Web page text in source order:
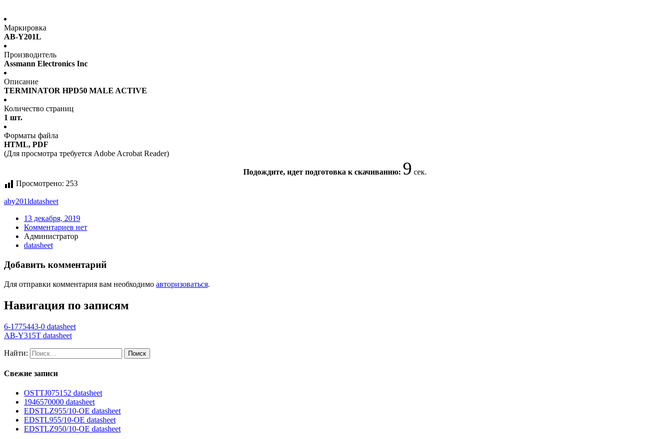
Маркировка
AB-Y201L
Производитель
Assmann Electronics Inc
Описание
TERMINATOR HPD50 MALE ACTIVE
Количество страниц
1 шт.
Форматы файла
HTML, PDF
(Для просмотра требуется Adobe Acrobat Reader)
Подождите, идет подготовка к скачиванию: 8 сек.
Просмотрено: 253
aby201ldatasheet
13 декабря, 2019
Комментариев нет
Администратор
datasheet
Добавить комментарий
Для отправки комментария вам необходимо авторизоваться.
Навигация по записям
6-1775443-0 datasheet
AB-Y315T datasheet
Найти:
Свежие записи
OSTTJ075152 datasheet
1946570000 datasheet
EDSTLZ955/10-OE datasheet
EDSTL955/10-OE datasheet
EDSTLZ950/10-OE datasheet